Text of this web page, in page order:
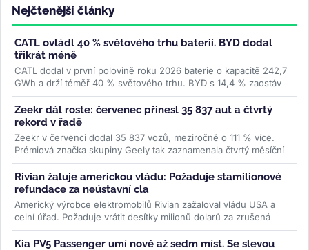
Nejčtenější články
CATL ovládl 40 % světového trhu baterií. BYD dodal
třikrát méně
CATL dodal v první polovině roku 2026 baterie o kapacitě 242,7
GWh a drží téměř 40 % světového trhu. BYD s 14,4 % zaostává
trojnásobně....>>
Zeekr dál roste: červenec přinesl 35 837 aut a čtvrtý
rekord v řadě
Zeekr v červenci dodal 35 837 vozů, meziročně o 111 % více.
Prémiová značka skupiny Geely tak zaznamenala čtvrtý měsíční
rekord po...>>
Rivian žaluje americkou vládu: Požaduje stamilionové
refundace za neústavní cla
Americký výrobce elektromobilů Rivian zažaloval vládu USA a
celní úřad. Požaduje vrátit desítky milionů dolarů za zrušená
Trumpova...>>
Kia PV5 Passenger umí nově až sedm míst. Se slevou